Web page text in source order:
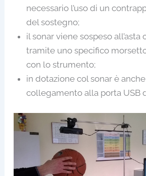
necessario l’uso di un
del sostegno;
il sonar viene sospeso all’asta
tramite uno specifico
con lo strumento;
in dotazione col sonar è
collegamento alla porta USB